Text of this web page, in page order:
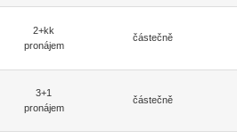
2+kk
pronájem
částečně
3+1
pronájem
částečně